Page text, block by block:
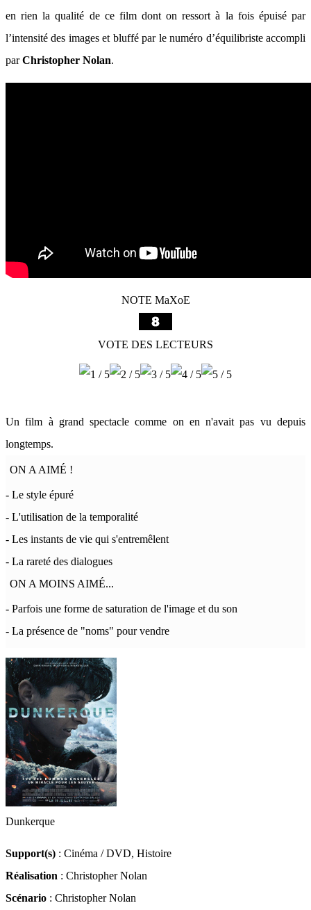
en rien la qualité de ce film dont on ressort à la fois épuisé par
l’intensité des images et bluffé par le numéro d’équilibriste accompli
parChristopher Nolan.
NOTE MaXoE
VOTE DES LECTEURS
Un film à grand spectacle comme on en n'avait pas vu depuis
longtemps.
ON A AIMÉ !
- Le style épuré
- L'utilisation de la temporalité
- Les instants de vie qui s'entremêlent
- La rareté des dialogues
ON A MOINS AIMÉ...
- Parfois une forme de saturation de l'image et du son
- La présence de "noms" pour vendre
Dunkerque
Support(s) : Cinéma / DVD, Histoire
Réalisation : Christopher Nolan
Scénario : Christopher Nolan